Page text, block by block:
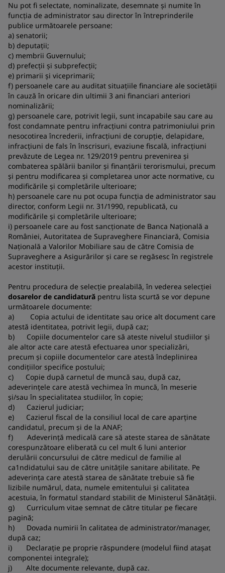
Nu pot fi selectate, nominalizate, desemnate și numite în
funcția de administrator sau director în întreprinderile
publice următoarele persoane:
a) senatorii;
b) deputații;
c) membrii Guvernului;
d) prefecții și subprefecții;
e) primarii și viceprimarii;
f) persoanele care au auditat situațiile financiare ale societății
în cauză în oricare din ultimii 3 ani financiari anteriori
nominalizării;
g) persoanele care, potrivit legii, sunt incapabile sau care au
fost condamnate pentru infracțiuni contra patrimoniului prin
nesocotirea încrederii, infracțiuni de corupție, delapidare,
infracțiuni de fals în înscrisuri, evaziune fiscală, infracțiuni
prevăzute de Legea nr. 129/2019 pentru prevenirea și
combaterea spălării banilor și finanțării terorismului, precum
și pentru modificarea și completarea unor acte normative, cu
modificările și completările ulterioare;
h) persoanele care nu pot ocupa funcția de administrator sau
director, conform Legii nr. 31/1990, republicată, cu
modificările și completările ulterioare;
i) persoanele care au fost sancționate de Banca Națională a
României, Autoritatea de Supraveghere Financiară, Comisia
Națională a Valorilor Mobiliare sau de către Comisia de
Supraveghere a Asigurărilor și care se regăsesc în registrele
acestor instituții.
Pentru procedura de selecție prealabilă, în vederea selecției
dosarelor de candidatură pentru lista scurtă se vor depune
următoarele documente:
a) Copia actului de identitate sau orice alt document care
atestă identitatea, potrivit legii, după caz;
b) Copiile documentelor care să ateste nivelul studiilor şi
ale altor acte care atestă efectuarea unor specializări,
precum şi copiile documentelor care atestă îndeplinirea
condițiilor specifice postului;
c) Copie după carnetul de muncă sau, după caz,
adeverințele care atestă vechimea în muncă, în meserie
şi/sau în specialitatea studiilor, în copie;
d) Cazierul judiciar;
e) Cazierul fiscal de la consiliul local de care aparține
candidatul, precum și de la ANAF;
f) Adeverință medicală care să ateste starea de sănătate
corespunzătoare eliberată cu cel mult 6 luni anterior
derulării concursului de către medicul de familie al
ca1ndidatului sau de către unitățile sanitare abilitate. Pe
adeverința care atestă starea de sănătate trebuie să fie
lizibile numărul, data, numele emitentului şi calitatea
acestuia, în formatul standard stabilit de Ministerul Sănătății.
g) Curriculum vitae semnat de către titular pe fiecare
pagină;
h) Dovada numirii în calitatea de administrator/manager,
după caz;
i) Declarație pe proprie răspundere (modelul fiind atașat
componentei integrale);
j) Alte documente relevante, după caz.